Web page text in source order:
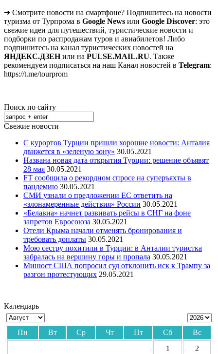
➔ Смотрите новости на смартфоне? Подпишитесь на новости
туризма от Турпрома в Google News или Google Discover: это
свежие идеи для путешествий, туристические новости и
подборки по распродажам туров и авиабилетов! Либо
подпишитесь на канал туристических новостей на
ЯНДЕКС.ДЗЕНили на PULSE.MAIL.RU. Также
рекомендуем подписаться на наш Канал новостей в Telegram:
https://t.me/tourprom
Поиск по сайту
Свежие новости
С курортов Турции пришли хорошие новости: Анталия
движется в «зеленую зону» 30.05.2021
Названа новая дата открытия Турции: решение объявят
28 мая 30.05.2021
FT сообщила о рекордном спросе на суперъяхты в
пандемию 30.05.2021
СМИ узнали о предложении ЕС ответить на
«злонамеренные действия» России 30.05.2021
«Белавиа» начнет развивать рейсы в СНГ на фоне
запретов Евросоюза 30.05.2021
Отели Крыма начали отменять бронирования и
требовать доплаты 30.05.2021
Мою сестру похитили в Турции: в Анталии туристка
забралась на вершину горы и пропала 30.05.2021
Минюст США попросил суд отклонить иск к Трампу за
разгон протестующих 29.05.2021
Календарь
Пн Вт Ср Чт Пт Сб
Вс
1
2